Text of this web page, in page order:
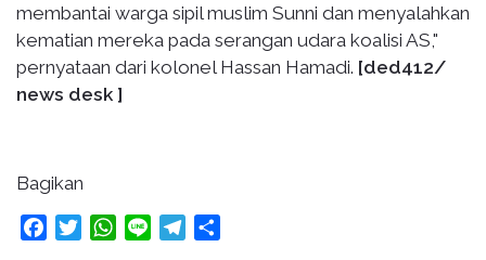
membantai warga sipil muslim Sunni dan menyalahkan
kematian mereka pada serangan udara koalisi AS,"
pernyataan dari kolonel Hassan Hamadi. [ded412/
news desk ]
Bagikan
FacebookTwitterWhatsApp
Line Telegram